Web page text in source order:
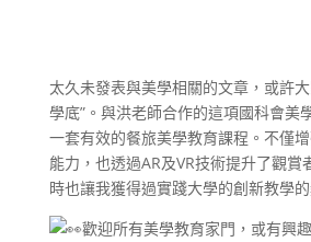
太久未發表與美學相關的文章，或許
學底”。與洪老師合作的這項國科會美
一套有效的餐旅美學教育課程。不僅
能力，也透過AR及VR技術提升了觀賞
時也讓我獲得過實踐大學的創新教學的
歡迎所有美學教育家門，或有興